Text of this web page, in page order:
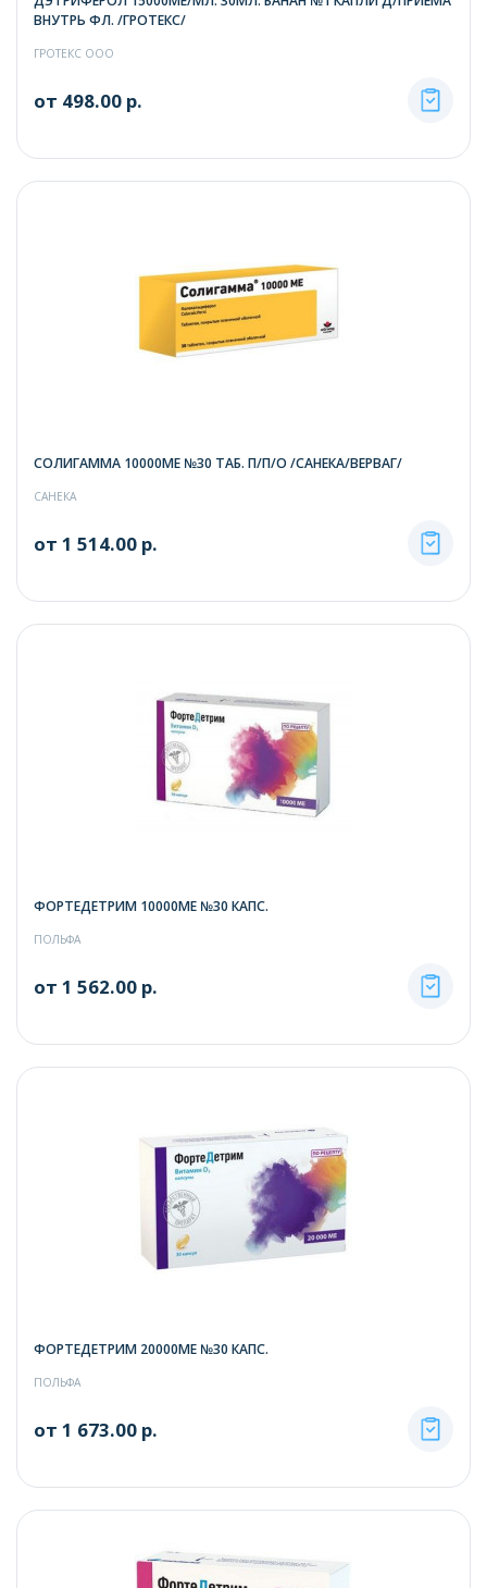
ВНУТРЬ ФЛ. /ГРОТЕКС/
ГРОТЕКС ООО
от 498.00 р.
СОЛИГАММА 10000МЕ №30 ТАБ. П/П/О /САНЕКА/ВЕРВАГ/
САНЕКА
от 1 514.00 р.
ФОРТЕДЕТРИМ 10000МЕ №30 КАПС.
ПОЛЬФА
от 1 562.00 р.
ФОРТЕДЕТРИМ 20000МЕ №30 КАПС.
ПОЛЬФА
от 1 673.00 р.